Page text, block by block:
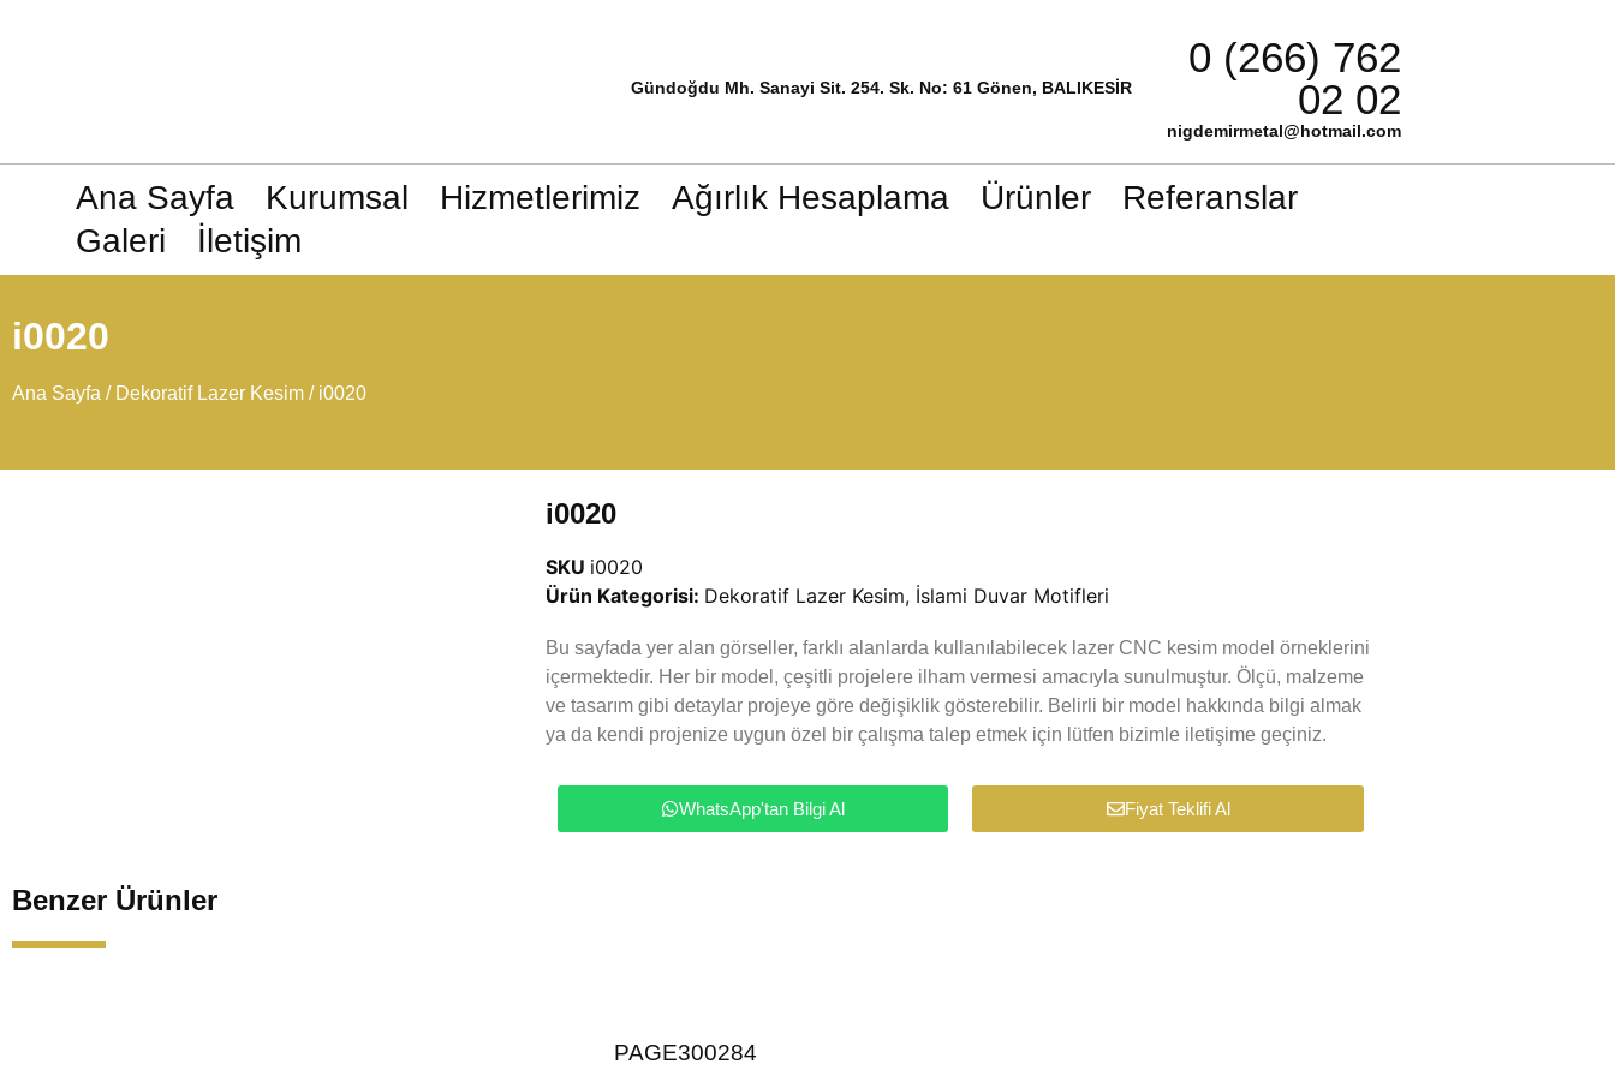
Gündoğdu Mh. Sanayi Sit. 254. Sk. No: 61 Gönen, BALIKESİR
0 (266) 762
02 02
nigdemirmetal@hotmail.com
Ana Sayfa Kurumsal Hizmetlerimiz Ağırlık Hesaplama Ürünler
Referanslar
Galeri
İletişim
i0020
Ana Sayfa / Dekoratif Lazer Kesim / i0020
i0020
SKU i0020
Ürün Kategorisi: Dekoratif Lazer Kesim, İslami Duvar Motifleri
Bu sayfada yer alan görseller, farklı alanlarda kullanılabilecek lazer CNC kesim model örneklerini
içermektedir. Her bir model, çeşitli projelere ilham vermesi amacıyla sunulmuştur. Ölçü, malzeme
ve tasarım gibi detaylar projeye göre değişiklik gösterebilir. Belirli bir model hakkında bilgi almak
ya da kendi projenize uygun özel bir çalışma talep etmek için lütfen bizimle iletişime geçiniz.
WhatsApp'tan Bilgi Al Fiyat Teklifi Al
Benzer Ürünler
PAGE300284